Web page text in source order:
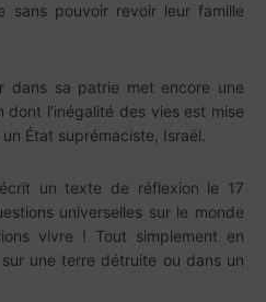
sans pouvoir revoir leur famille
dans sa patrie met encore une
dont l’inégalité des vies est mise
État suprémaciste, Israël.
un texte de réflexion le 17
universelles sur le monde
vivre ! Tout simplement en
une terre détruite ou dans un